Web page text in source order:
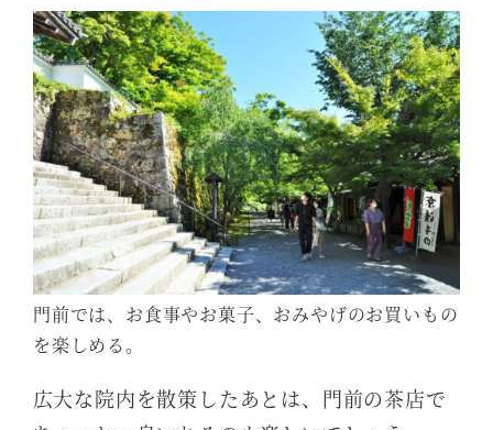
門前では、お食事やお菓子、おみやげのお買いもの
を楽しめる。
広大な院内を散策したあとは、門前の茶店で